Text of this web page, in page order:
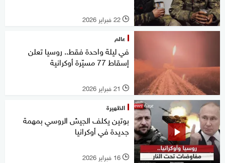
l 22 فبراير 2026
عالم
في ليلة واحدة فقط.. روسيا تعلن
إسقاط 77 مسيّرة أوكرانية
l 21 فبراير 2026
الظهيرة
بوتين يكلف الجيش الروسي بمهمة
جديدة في أوكرانيا
l 16 فبراير 2026